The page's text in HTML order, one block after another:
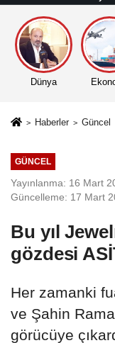
Dünya
Haberler Güncel
GÜNCEL
Yayınlanma: 16 Mart
Güncelleme: 17 Mart
Bu yıl
gözdesi
Her zamanki
ve Şahin
görücüye